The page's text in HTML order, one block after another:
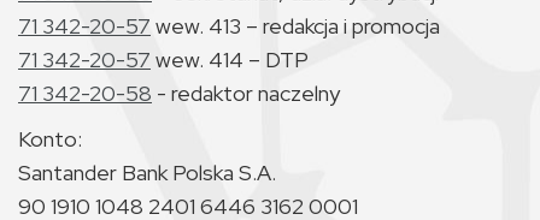
71 342-20-57 wew. 413 – redakcja i promocja
71 342-20-57 wew. 414 – DTP
71 342-20-58 - redaktor naczelny
Konto:
Santander Bank Polska S.A.
90 1910 1048 2401 6446 3162 0001